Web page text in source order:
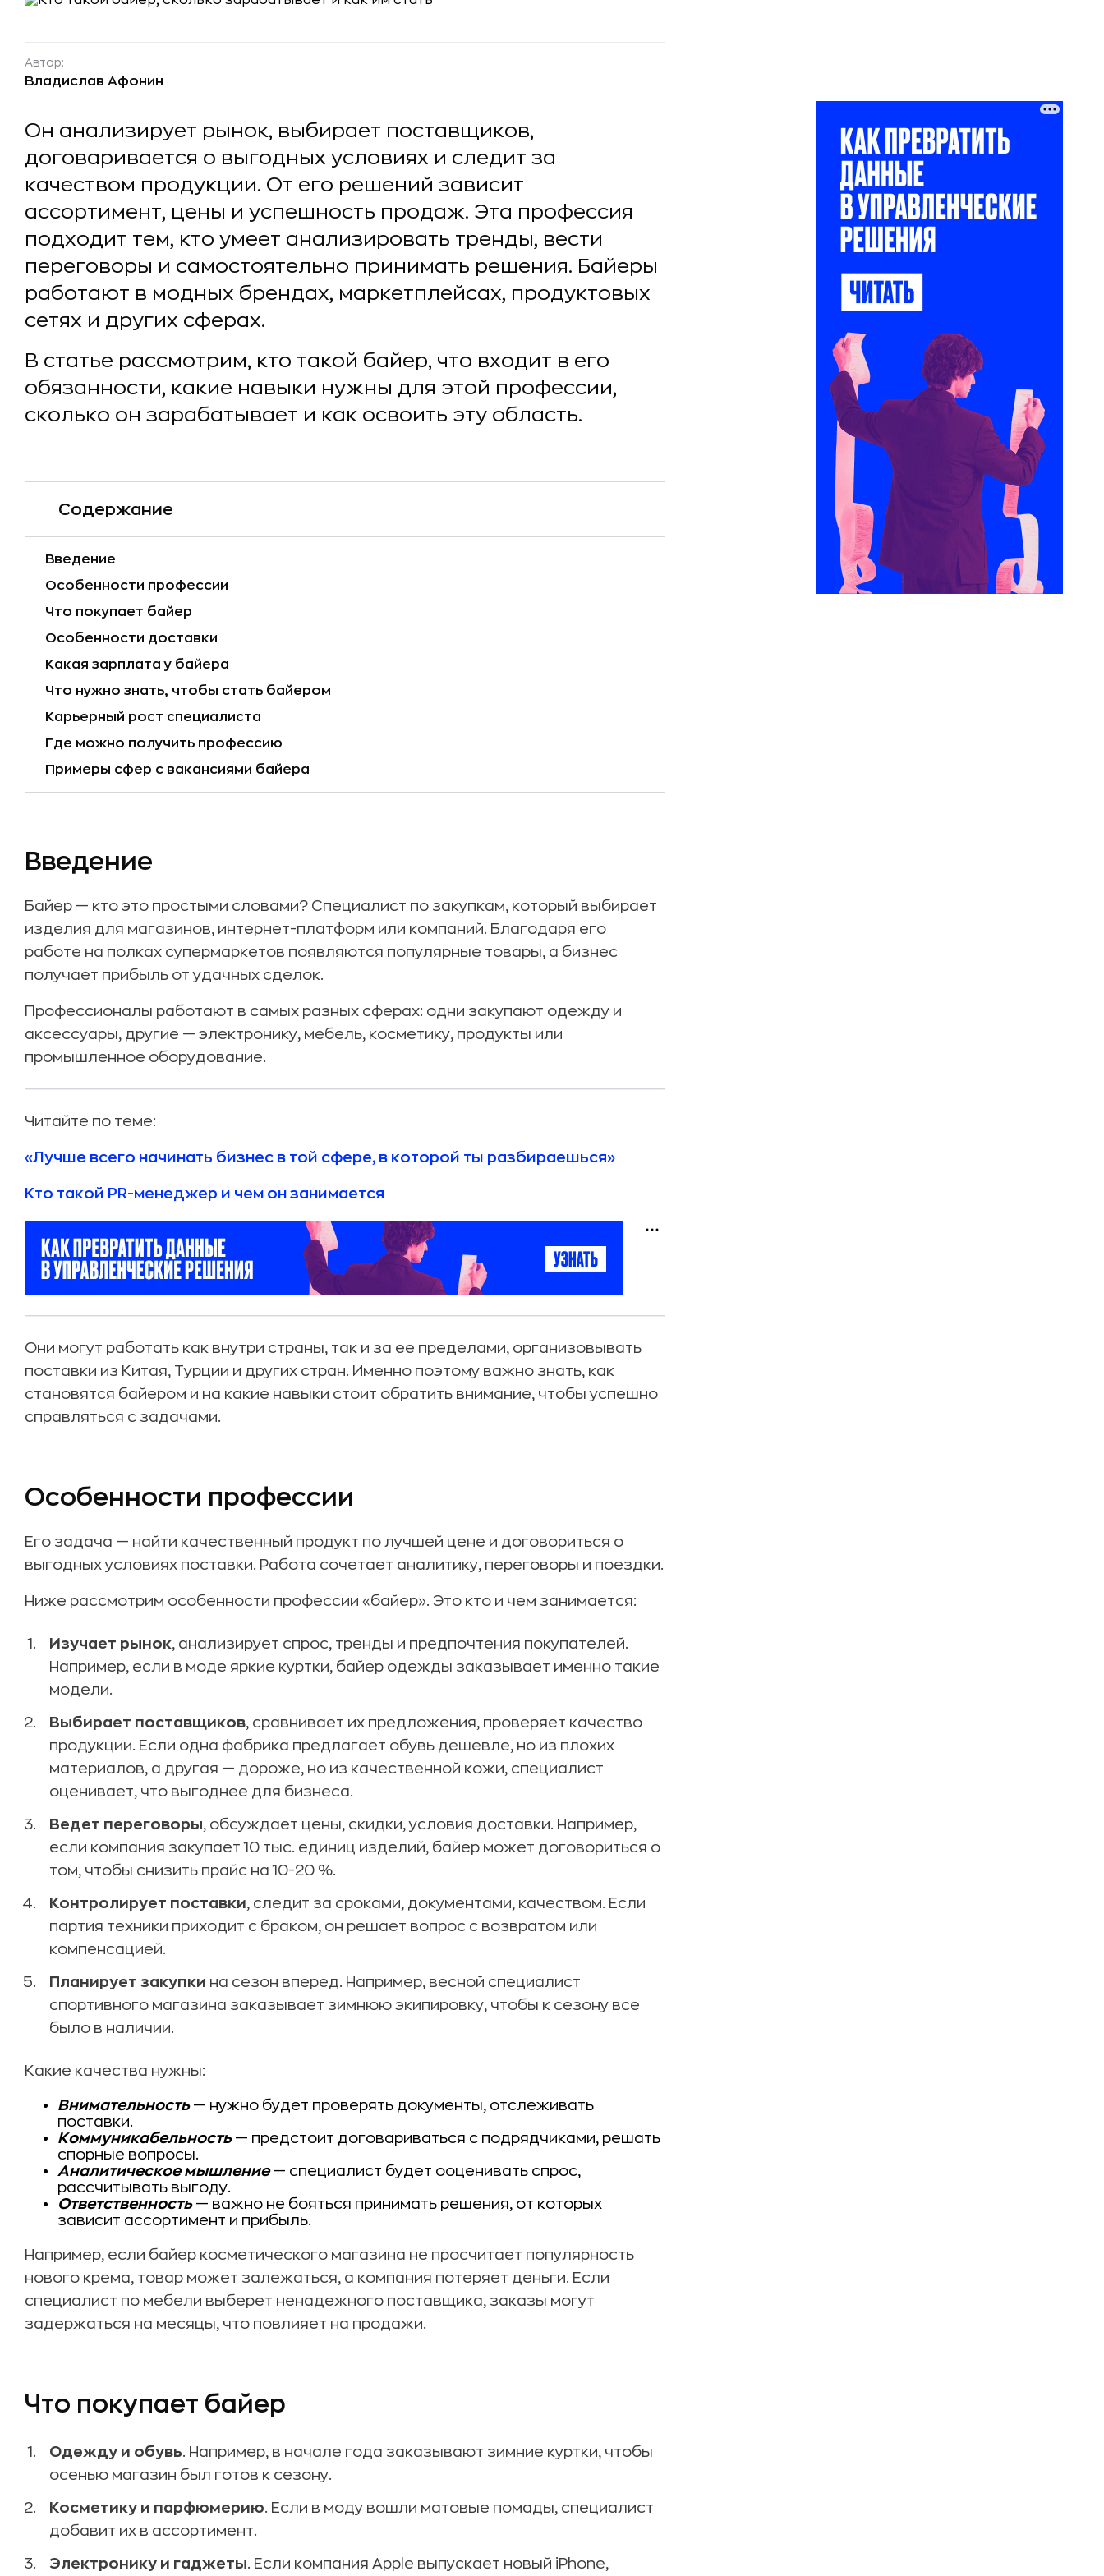
Автор:
Владислав Афонин
Он анализирует рынок, выбирает поставщиков,
договаривается о выгодных условиях и следит за
качеством продукции. От его решений зависит
ассортимент, цены и успешность продаж. Эта профессия
подходит тем, кто умеет анализировать тренды, вести
переговоры и самостоятельно принимать решения. Байеры
работают в модных брендах, маркетплейсах, продуктовых
сетях и других сферах.
В статье рассмотрим, кто такой байер, что входит в его
обязанности, какие навыки нужны для этой профессии,
сколько он зарабатывает и как освоить эту область.
Содержание
Введение
Особенности профессии
Что покупает байер
Особенности доставки
Какая зарплата у байера
Что нужно знать, чтобы стать байером
Карьерный рост специалиста
Где можно получить профессию
Примеры сфер с вакансиями байера
Введение
Байер — кто это простыми словами? Специалист по закупкам, который выбирает
изделия для магазинов, интернет-платформ или компаний. Благодаря его
работе на полках супермаркетов появляются популярные товары, а бизнес
получает прибыль от удачных сделок.
Профессионалы работают в самых разных сферах: одни закупают одежду и
аксессуары, другие — электронику, мебель, косметику, продукты или
промышленное оборудование.
Читайте по теме:
«Лучше всего начинать бизнес в той сфере, в которой ты разбираешься»
Кто такой PR-менеджер и чем он занимается
Они могут работать как внутри страны, так и за ее пределами, организовывать
поставки из Китая, Турции и других стран. Именно поэтому важно знать, как
становятся байером и на какие навыки стоит обратить внимание, чтобы успешно
справляться с задачами.
Особенности профессии
Его задача — найти качественный продукт по лучшей цене и договориться о
выгодных условиях поставки. Работа сочетает аналитику, переговоры и поездки.
Ниже рассмотрим особенности профессии «байер». Это кто и чем занимается:
Изучает рынок, анализирует спрос, тренды и предпочтения покупателей.
Например, если в моде яркие куртки, байер одежды заказывает именно такие
модели.
Выбирает поставщиков, сравнивает их предложения, проверяет качество
продукции. Если одна фабрика предлагает обувь дешевле, но из плохих
материалов, а другая — дороже, но из качественной кожи, специалист
оценивает, что выгоднее для бизнеса.
Ведет переговоры, обсуждает цены, скидки, условия доставки. Например,
если компания закупает 10 тыс. единиц изделий, байер может договориться о
том, чтобы снизить прайс на 10-20 %.
Контролирует поставки, следит за сроками, документами, качеством. Если
партия техники приходит с браком, он решает вопрос с возвратом или
компенсацией.
Планирует закупки на сезон вперед. Например, весной специалист
спортивного магазина заказывает зимнюю экипировку, чтобы к сезону все
было в наличии.
Какие качества нужны:
Внимательность— нужно будет проверять документы, отслеживать
поставки.
Коммуникабельность— предстоит договариваться с подрядчиками, решать
спорные вопросы.
Аналитическое мышление— специалист будет ооценивать спрос,
рассчитывать выгоду.
Ответственность— важно не бояться принимать решения, от которых
зависит ассортимент и прибыль.
Например, если байер косметического магазина не просчитает популярность
нового крема, товар может залежаться, а компания потеряет деньги. Если
специалист по мебели выберет ненадежного поставщика, заказы могут
задержаться на месяцы, что повлияет на продажи.
Что покупает байер
Одежду и обувь. Например, в начале года заказывают зимние куртки, чтобы
осенью магазин был готов к сезону.
Косметику и парфюмерию. Если в моду вошли матовые помады, специалист
добавит их в ассортимент.
Электронику и гаджеты. Если компания Apple выпускает новый iPhone,